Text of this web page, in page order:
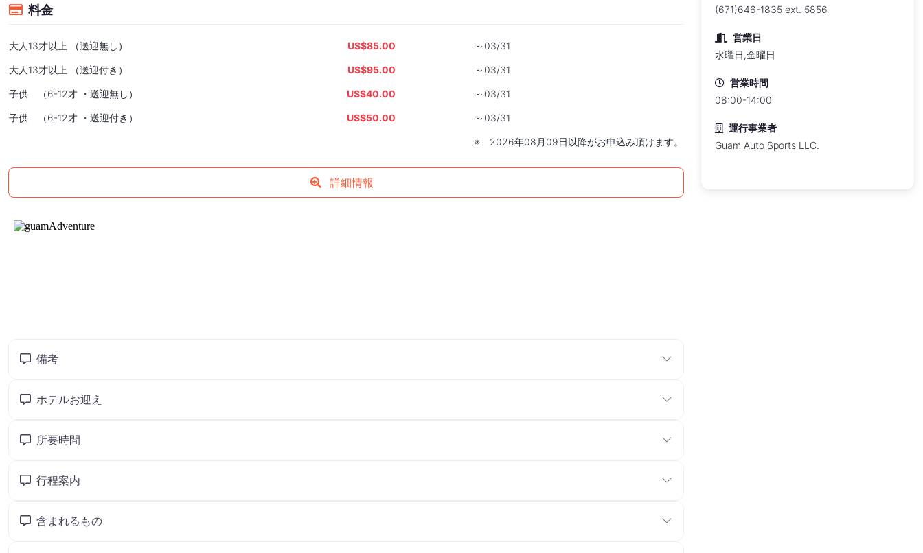
料金
大人13才以上 （送迎無し） US$85.00 ～03/31
大人13才以上 （送迎付き） US$95.00 ～03/31
子供 （6-12才 ・送迎無し） US$40.00 ～03/31
子供 （6-12才 ・送迎付き） US$50.00 ～03/31
※ 2026年08月09日以降がお申込み頂けます。
詳細情報
備考
ホテルお迎え
所要時間
行程案内
含まれるもの
(671)646-1835 ext. 5856
営業日
水曜日,金曜日
営業時間
08:00-14:00
運行事業者
Guam Auto Sports LLC.